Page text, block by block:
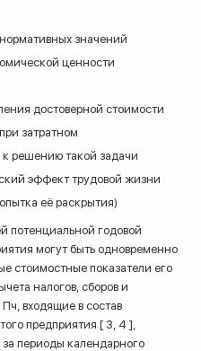
значений
ценности
достоверной стоимости
затратном
решению такой задачи
эффект трудовой жизни
её раскрытия)
потенциальной годовой
могут быть одновременно
стоимостные показатели его
налогов, сборов и
входящие в состав
предприятия [ 3, 4 ],
периоды календарного